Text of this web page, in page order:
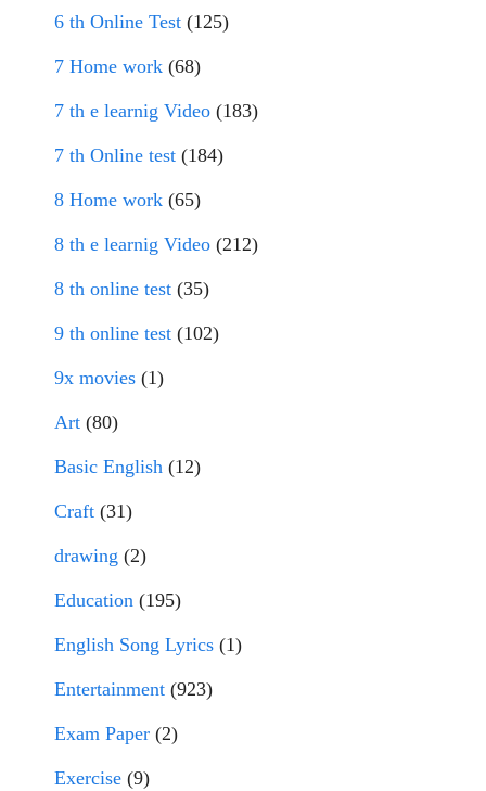
6 th Online Test (125)
7 Home work (68)
7 th e learnig Video (183)
7 th Online test (184)
8 Home work (65)
8 th e learnig Video (212)
8 th online test (35)
9 th online test (102)
9x movies (1)
Art (80)
Basic English (12)
Craft (31)
drawing (2)
Education (195)
English Song Lyrics (1)
Entertainment (923)
Exam Paper (2)
Exercise (9)